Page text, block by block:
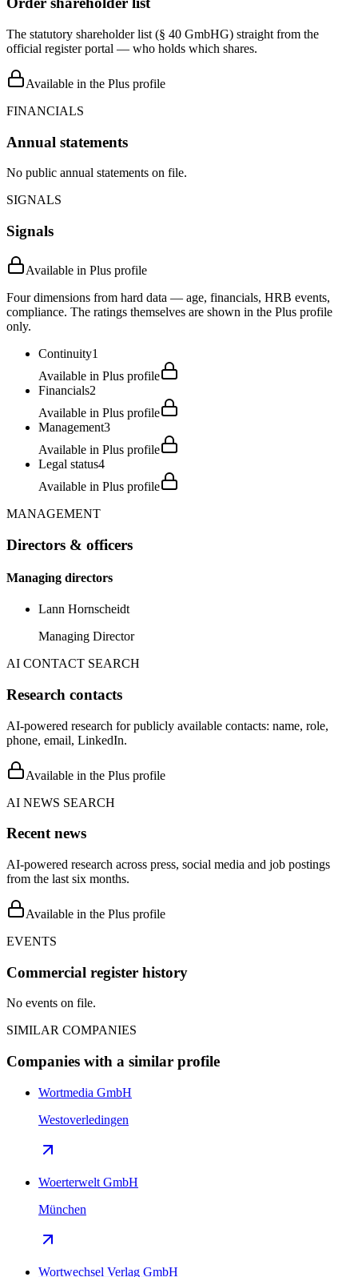
The statutory shareholder list (§ 40 GmbHG) straight from the
official register portal — who holds which shares.
Available in the Plus profile
FINANCIALS
Annual statements
No public annual statements on file.
SIGNALS
Signals
Available in Plus profile
Four dimensions from hard data — age, financials, HRB events,
compliance. The ratings themselves are shown in the Plus profile
only.
Continuity1
Available in Plus profile
Financials2
Available in Plus profile
Management3
Available in Plus profile
Legal status4
Available in Plus profile
MANAGEMENT
Directors & officers
Managing directors
Lann Hornscheidt
Managing Director
AI CONTACT SEARCH
Research contacts
AI-powered research for publicly available contacts: name, role,
phone, email, LinkedIn.
Available in the Plus profile
AI NEWS SEARCH
Recent news
AI-powered research across press, social media and job postings
from the last six months.
Available in the Plus profile
EVENTS
Commercial register history
No events on file.
SIMILAR COMPANIES
Companies with a similar profile
Wortmedia GmbH
Westoverledingen
Woerterwelt GmbH
München
Wortwechsel Verlag GmbH